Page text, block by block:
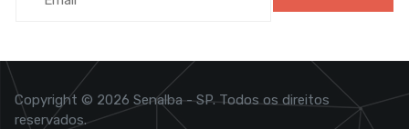
Copyright © 2026 Senalba - SP. Todos os direitos
reservados.